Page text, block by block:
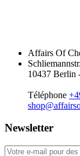
Affairs Of
10437 Berlin
Téléphone
Newsletter